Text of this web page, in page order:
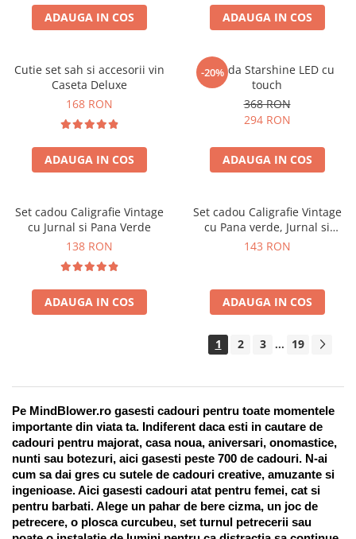
ADAUGA IN COS ADAUGA IN COS
Cutie set sah si accesorii vin
Caseta Deluxe
168 RON
ADAUGA IN COS
-20%
Oglinda Starshine LED cu
touch
368 RON
294 RON
ADAUGA IN COS
Set cadou Caligrafie Vintage
cu Jurnal si Pana Verde
138 RON
ADAUGA IN COS
Set cadou Caligrafie Vintage
cu Pana verde, Jurnal si
Suport pentru stilou, 9 piese
143 RON
ADAUGA IN COS
1 2 3 ... 19
Pe MindBlower.ro gasesti cadouri pentru toate momentele
importante din viata ta. Indiferent daca esti in cautare de
cadouri pentru majorat, casa noua, aniversari, onomastice,
nunti sau botezuri, aici gasesti peste 700 de cadouri. N-ai
cum sa dai gres cu sutele de cadouri creative, amuzante si
ingenioase. Aici gasesti cadouri atat pentru femei, cat si
pentru barbati. Alege un pahar de bere cizma, un joc de
petrecere, o plosca curcubeu, set turnul petrecerii sau